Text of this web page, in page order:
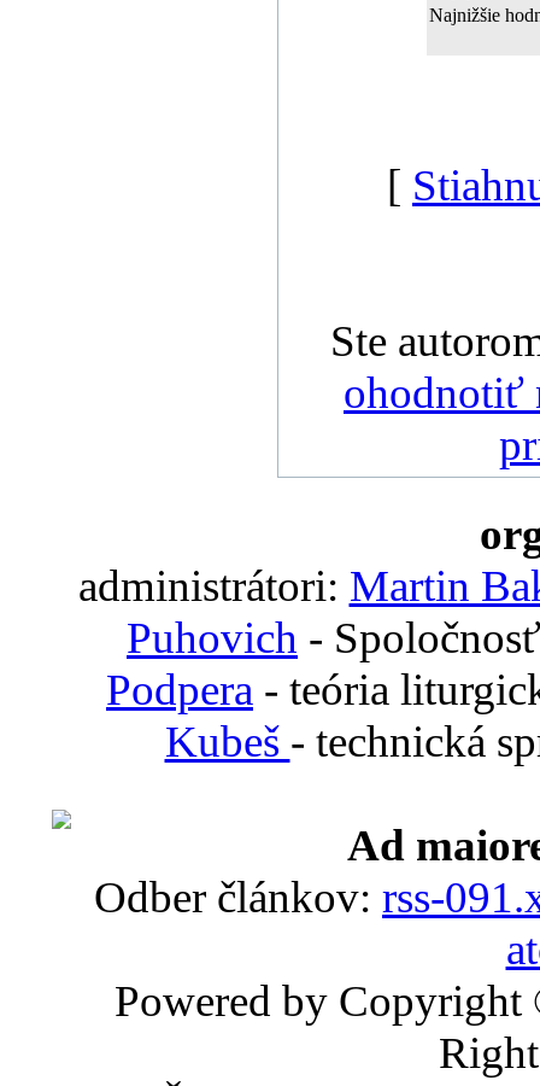
Najnižšie
[
Ste
ohodnotiť
administrátori: Martin
Puhovich -
Podpera - teória
Kubeš - technická
Ad
Odber článkov: rss-
Powered by